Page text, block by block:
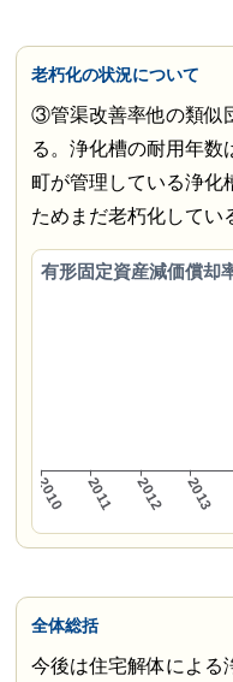
老朽化の状況について
③管渠改善率他の類似
る。浄化槽の耐用年数
町が管理している浄化
ためまだ老朽化してい
有形固定資産減価償却
全体総括
今後は住宅解体による